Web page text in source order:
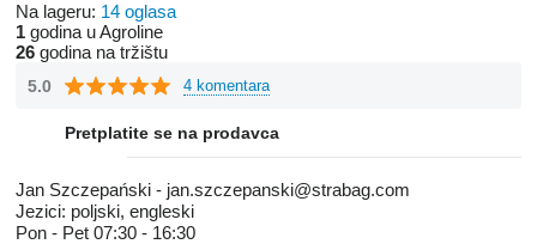
Na lageru: 14 oglasa
1 godina u Agroline
26 godina na tržištu
5.0 4 komentara
Pretplatite se na prodavca
Jan Szczepański - jan.szczepanski@strabag.com
Jezici: poljski, engleski
Pon - Pet 07:30 - 16:30